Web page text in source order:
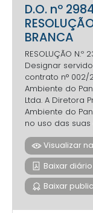
D.O. nº
BRANCA
RESOLUÇÃO
Designar
contrato n° 002/
Ambiente do
Ltda. A Diretora
Ambiente do
no uso das suas
Visualizar
Baixar
Baixar